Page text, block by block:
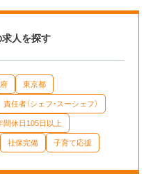
人を探す
東京都
責任者（シェフ・スーシェフ）
間休日105日以上
社保完備 子育て応援